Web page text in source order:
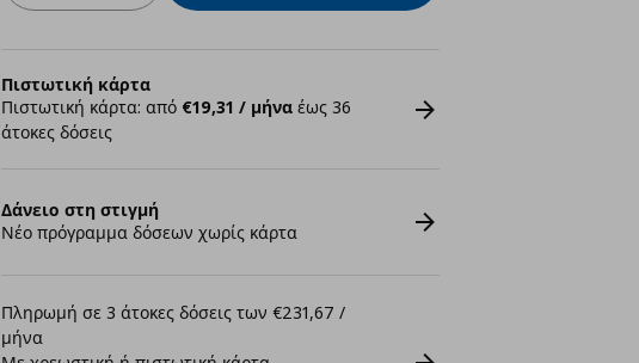
Πιστωτική κάρτα
Πιστωτική κάρτα: από €19,31 / μήναέως 36
άτοκες δόσεις
Δάνειο στη στιγμή
Νέο πρόγραμμα δόσεων χωρίς κάρτα
Πληρωμή σε 3 άτοκες δόσεις των €231,67 /
μήνα